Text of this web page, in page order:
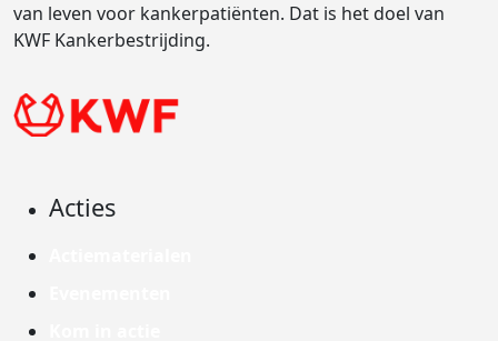
van leven voor kankerpatiënten. Dat is het doel van
KWF Kankerbestrijding.
Acties